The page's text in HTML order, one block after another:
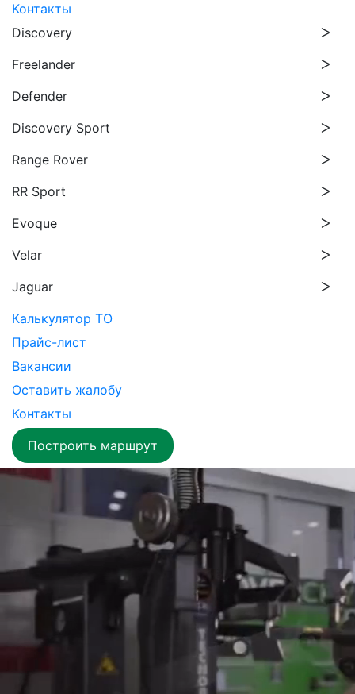
Контакты
Discovery
Freelander
Defender
Discovery Sport
Range Rover
RR Sport
Evoque
Velar
Jaguar
Калькулятор ТО
Прайс-лист
Вакансии
Оставить жалобу
Контакты
Построить маршрут